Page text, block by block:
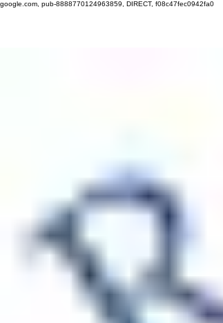
google.com, pub-8888770124963859, DIRECT, f08c47fec0942fa0